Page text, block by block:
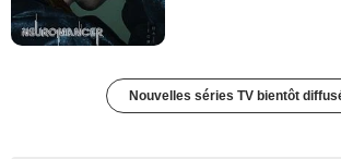
Nouvelles séries TV bientôt